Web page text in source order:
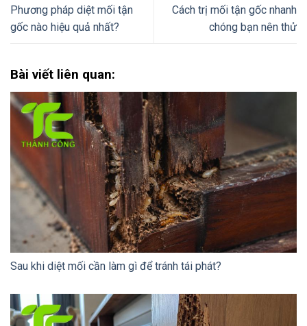
Phương pháp diệt mối tận
gốc nào hiệu quả nhất?
Cách trị mối tận gốc nhanh
chóng bạn nên thử
Bài viết liên quan:
Sau khi diệt mối cần làm gì để tránh tái phát?